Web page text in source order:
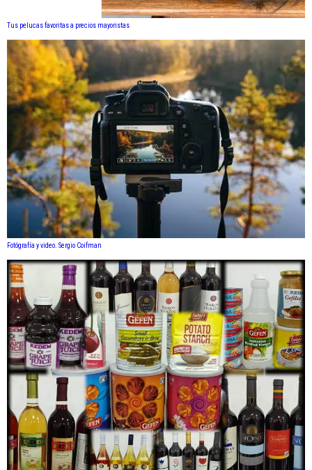
Tus pelucas favoritas a precios mayoristas
Fotógrafía y video. Sergio Coifman